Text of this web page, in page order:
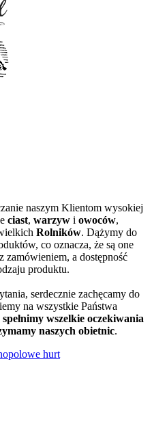
naszym Klientom wysokiej
ciast, warzyw i owoców,
Rolników. Dążymy do
co oznacza, że są one
zamówieniem, a dostępność
produktu.
serdecznie zachęcamy do
na wszystkie Państwa
wszelkie oczekiwania
naszych obietnic.
hurt